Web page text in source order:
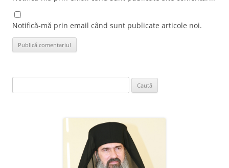
Notifică-mă prin email când sunt publicate articole noi.
după: